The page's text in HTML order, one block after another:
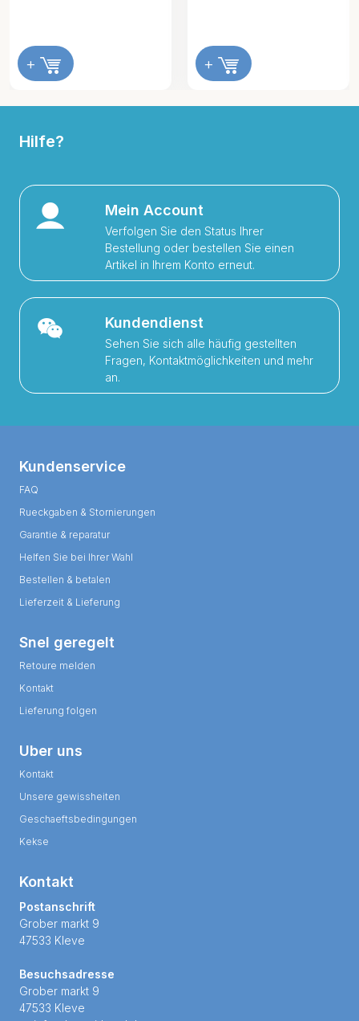
+ +
Hilfe?
Mein Account
Verfolgen Sie den Status Ihrer
Bestellung oder bestellen Sie einen
Artikel in Ihrem Konto erneut.
Kundendienst
Sehen Sie sich alle häufig gestellten
Fragen, Kontaktmöglichkeiten und mehr
an.
Kundenservice
FAQ
Rueckgaben & Stornierungen
Garantie & reparatur
Helfen Sie bei Ihrer Wahl
Bestellen & betalen
Lieferzeit & Lieferung
Snel geregelt
Retoure melden
Kontakt
Lieferung folgen
Uber uns
Kontakt
Unsere gewissheiten
Geschaeftsbedingungen
Kekse
Kontakt
Postanschrift
Grober markt 9
47533 Kleve
Besuchsadresse
Grober markt 9
47533 Kleve